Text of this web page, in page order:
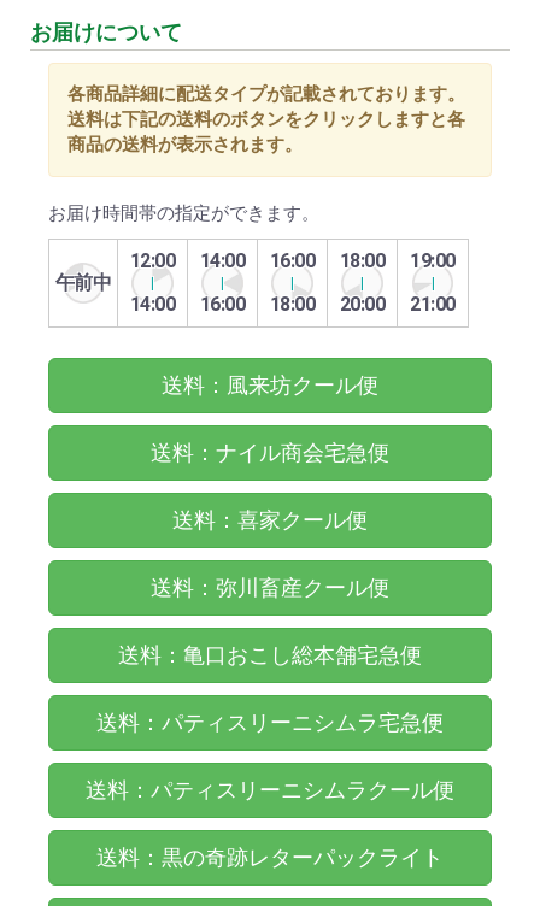
お届けについて
各商品詳細に配送タイプが記載されております。
送料は下記の送料のボタンをクリックしますと各
商品の送料が表示されます。
お届け時間帯の指定ができます。
午前中
12:00
14:00
14:00
16:00
16:00
18:00
18:00
20:00
19:00
21:00
送料：風来坊クール便
送料：ナイル商会宅急便
送料：喜家クール便
送料：弥川畜産クール便
送料：亀口おこし総本舗宅急便
送料：パティスリーニシムラ宅急便
送料：パティスリーニシムラクール便
送料：黒の奇跡レターパックライト